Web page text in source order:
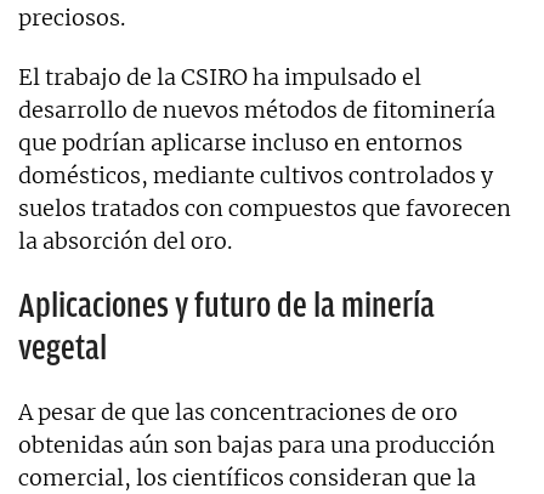
preciosos.
El trabajo de la CSIRO ha impulsado el
desarrollo de nuevos métodos de fitominería
que podrían aplicarse incluso en entornos
domésticos, mediante cultivos controlados y
suelos tratados con compuestos que favorecen
la absorción del oro.
Aplicaciones y futuro de la minería
vegetal
A pesar de que las concentraciones de oro
obtenidas aún son bajas para una producción
comercial, los científicos consideran que la